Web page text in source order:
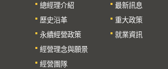
總經理介紹
歷史沿革
永續經營政策
經營理念與願景
經營團隊
最新訊息
重大政策
就業資訊